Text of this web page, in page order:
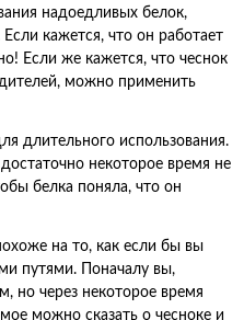
надоедливых белок,
кажется, что он работает
Если же кажется, что чеснок
можно применить
длительного использования.
некоторое время не
белка поняла, что он
на то, как если бы вы
путями. Поначалу вы,
но через некоторое время
можно сказать о чесноке и